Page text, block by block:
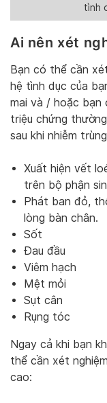
tình
Ai nên xét
Bạn có thể cần
hệ tình dục của
mai và / hoặc bạn
triệu chứng
sau khi nhiễm
Xuất hiện vết
trên bộ phận
Phát ban đỏ,
lòng bàn chân.
Sốt
Đau đầu
Viêm hạch
Mệt mỏi
Sụt cân
Rụng tóc
Ngay cả khi bạn
thể cần xét
cao: